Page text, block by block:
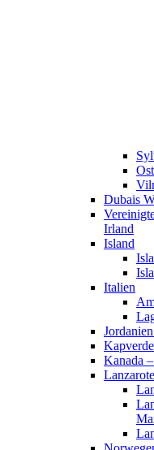
Dubais
Irland
Island
Italien
Kanada
Lanzarote